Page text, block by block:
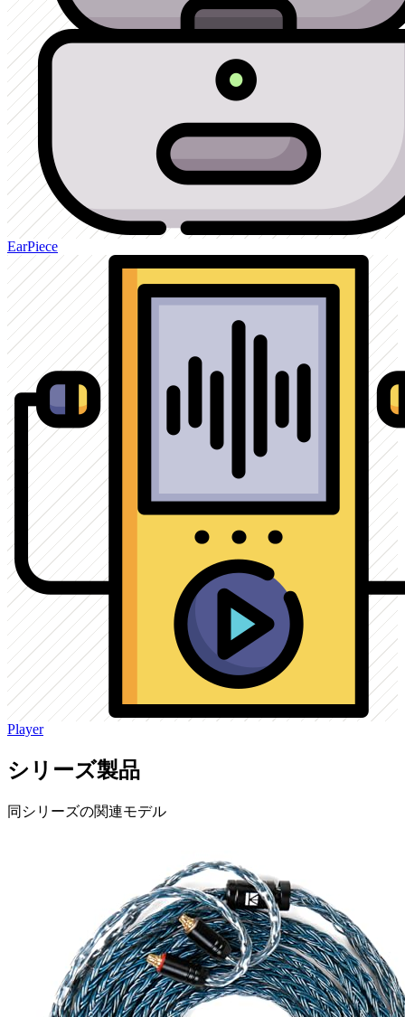
EarPiece
Player
シリーズ製品
同シリーズの関連モデル